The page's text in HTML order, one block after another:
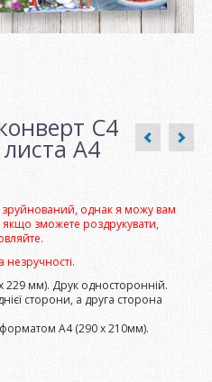
С4
А4
зруйнований, однак я можу вам
якщо зможете роздрукувати,
незручності.
229 мм). Друк односторонній.
сторони, а друга сторона
А4 (290 х 210мм).